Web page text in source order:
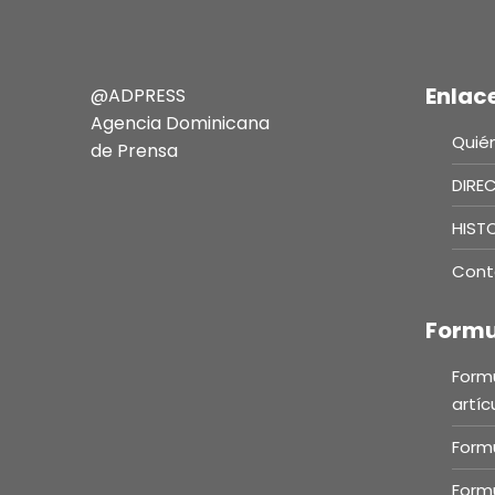
@ADPRESS
Agencia Dominicana
de Prensa